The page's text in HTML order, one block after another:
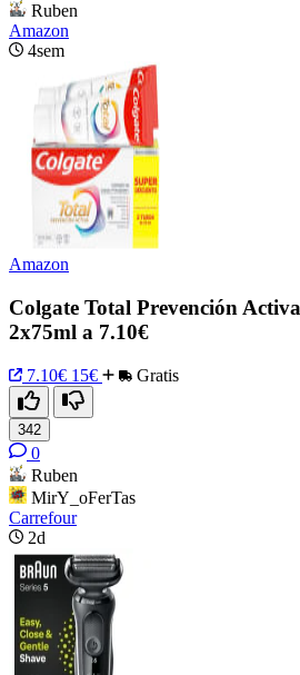
Ruben
Amazon
4sem
Amazon
Colgate Total Prevención
2x75ml a 7.10€
7.10€ 15€ Gratis
342
0
Ruben
MirY_oFerTas
Carrefour
2d